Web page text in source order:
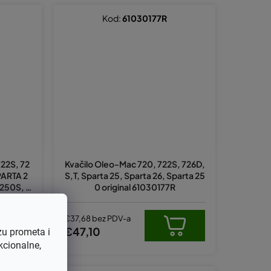
prometa i
72
2
2
Kvačilo Oleo-Mac 720, 722S, 726D,
S,T, Sparta 25, Sparta 26, Sparta 25
0 original 61030177R
€37,68 bez PDV-a
€47,10
Kod:61030177R